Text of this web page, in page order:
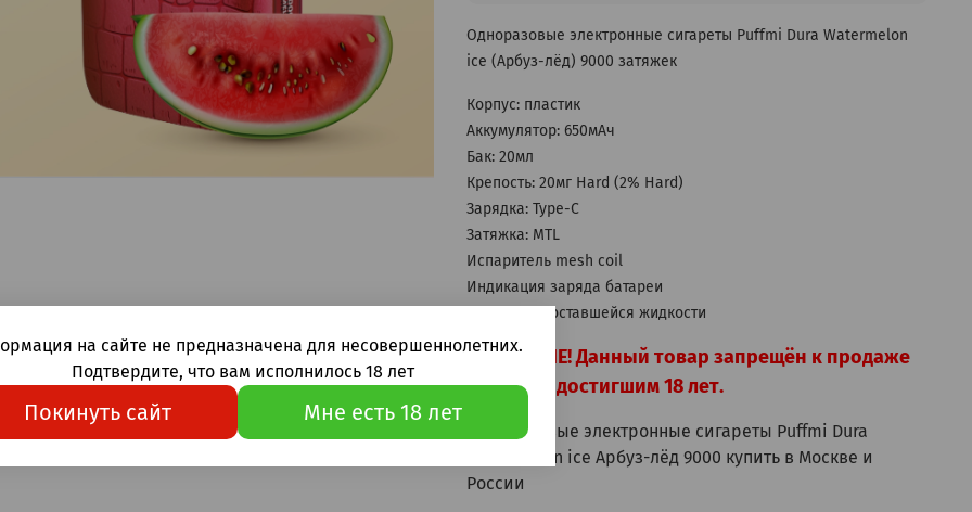
Одноразовые электронные сигареты Puffmi Dura Watermelon
ice (Арбуз-лёд) 9000 затяжек
Корпус: пластик
Аккумулятор: 650мАч
Бак: 20мл
Крепость: 20мг Hard (2% Hard)
Зарядка: Type-C
Затяжка: MTL
Испаритель mesh coil
Индикация заряда батареи
Индикация оставшейся жидкости
ВНИМАНИЕ! Данный товар запрещён к продаже
лицам не достигшим 18 лет.
Одноразовые электронные сигареты Puffmi Dura
Watermelon ice Арбуз-лёд 9000 купить в Москве и
России
на сайте не предназначена для несовершеннолетних.
Подтвердите, что вам исполнилось 18 лет
Покинуть сайт Мне есть 18 лет